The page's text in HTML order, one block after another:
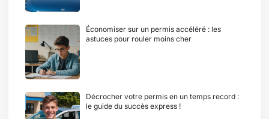
Économiser sur un permis accéléré : les
astuces pour rouler moins cher
Décrocher votre permis en un temps record :
le guide du succès express !